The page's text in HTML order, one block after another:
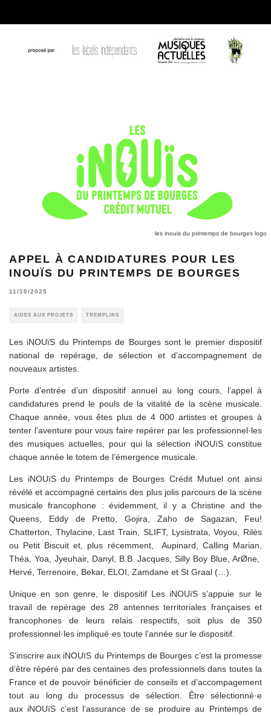
les inouis du printemps de bourges logo
APPEL À CANDIDATURES POUR LES
INOUÏS DU PRINTEMPS DE BOURGES
11/10/2025
AIDES AUX PROJETS TREMPLINS
Les iNOUïS du Printemps de Bourges sont le premier dispositif
national de repérage, de sélection et d’accompagnement de
nouveaux artistes.
Porte d’entrée d’un dispositif annuel au long cours, l’appel à
candidatures prend le pouls de la vitalité de la scène musicale.
Chaque année, vous êtes plus de 4 000 artistes et groupes à
tenter l’aventure pour vous faire repérer par les professionnel·les
des musiques actuelles, pour qui la sélection iNOUïS constitue
chaque année le totem de l’émergence musicale.
Les iNOUïS du Printemps de Bourges Crédit Mutuel ont ainsi
révélé et accompagné certains des plus jolis parcours de la scène
musicale francophone : évidemment, il y a Christine and the
Queens, Eddy de Pretto, Gojira, Zaho de Sagazan, Feu!
Chatterton, Thylacine, Last Train, SLIFT, Lysistrata, Voyou, Rilès
ou Petit Biscuit et, plus récemment, Aupinard, Calling Marian,
Théa, Yoa, Jyeuhair, Danyl, B.B. Jacques, Silly Boy Blue, ArØne,
Hervé, Terrenoire, Bekar, ELOI, Zamdane et St Graal (…).
Unique en son genre, le dispositif Les iNOUïS s’appuie sur le
travail de repérage des 28 antennes territoriales françaises et
francophones de leurs relais respectifs, soit plus de 350
professionnel·les impliqué·es toute l’année sur le dispositif.
S’inscrire aux iNOUïS du Printemps de Bourges c’est la promesse
d’être répéré par des centaines des professionnels dans toutes la
France et de pouvoir bénéficier de conseils et d’accompagement
tout au long du processus de sélection. Être sélectionné·e
aux iNOUïS c’est l’assurance de se produire au Printemps de